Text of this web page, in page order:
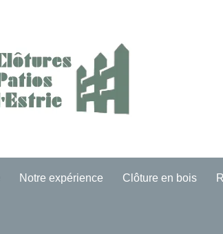
Notre expérience Clôture en bois